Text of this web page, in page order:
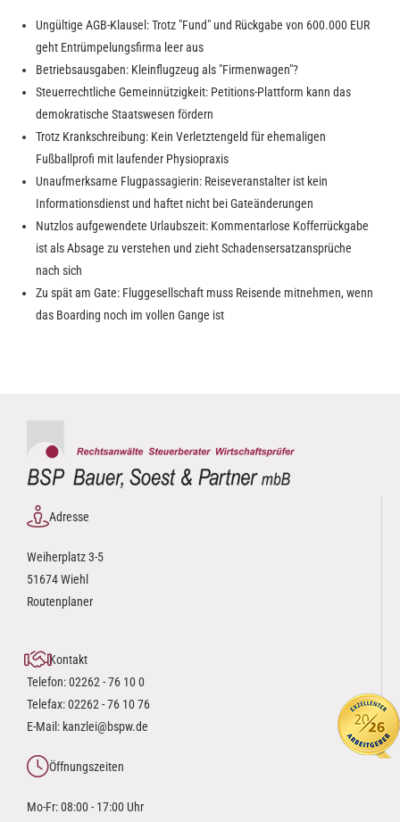
Ungültige AGB-Klausel: Trotz "Fund" und Rückgabe von 600.000 EUR
geht Entrümpelungsfirma leer aus
Betriebsausgaben: Kleinflugzeug als "Firmenwagen"?
Steuerrechtliche Gemeinnützigkeit: Petitions-Plattform kann das
demokratische Staatswesen fördern
Trotz Krankschreibung: Kein Verletztengeld für ehemaligen
Fußballprofi mit laufender Physiopraxis
Unaufmerksame Flugpassagierin: Reiseveranstalter ist kein
Informationsdienst und haftet nicht bei Gateänderungen
Nutzlos aufgewendete Urlaubszeit: Kommentarlose Kofferrückgabe
ist als Absage zu verstehen und zieht Schadensersatzansprüche
nach sich
Zu spät am Gate: Fluggesellschaft muss Reisende mitnehmen, wenn
das Boarding noch im vollen Gange ist
Adresse
Weiherplatz 3-5
51674 Wiehl
Routenplaner
Kontakt
Telefon:02262 - 76 10 0
Telefax: 02262 - 76 10 76
E-Mail: kanzlei@bspw.de
Öffnungszeiten
Mo-Fr: 08:00 - 17:00 Uhr